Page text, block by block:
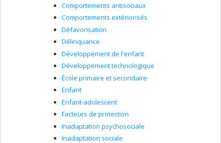
Comportements antisociaux
Comportements extériorisés
Défavorisation
Délinquance
Développement de l'enfant
Développement technologique
École primaire et secondaire
Enfant
Enfant-adolescent
Facteurs de protection
Inadaptation psychosociale
Inadaptation sociale